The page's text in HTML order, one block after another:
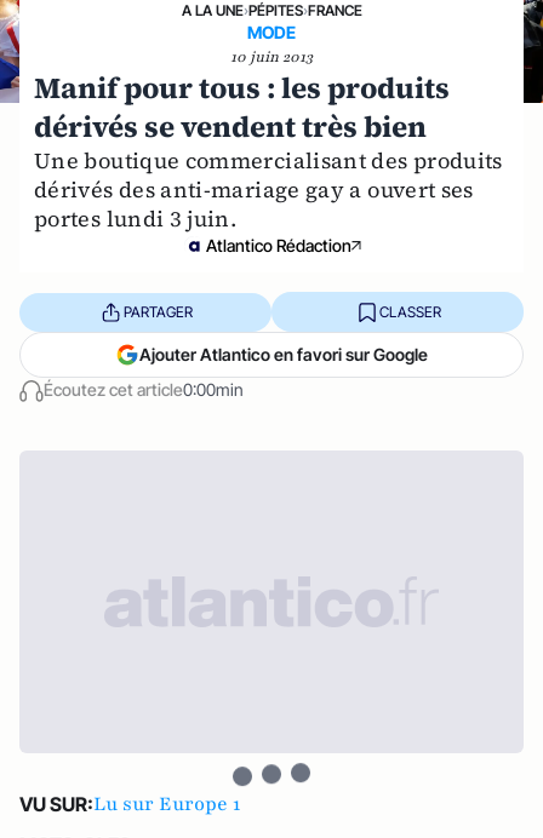
A LA UNE›PÉPITES›FRANCE
MODE
10 juin 2013
Manif pour tous : les produits
dérivés se vendent très bien
Une boutique commercialisant des produits
dérivés des anti-mariage gay a ouvert ses
portes lundi 3 juin.
Atlantico Rédaction
Écoutez cet article0:00min
PARTAGER CLASSER
Ajouter Atlantico en favori sur Google
VU SUR:Lu sur Europe 1